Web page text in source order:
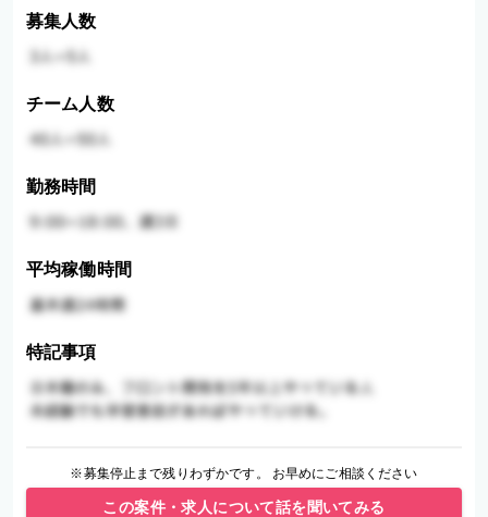
募集人数
チーム人数
勤務時間
平均稼働時間
特記事項
※募集停止まで残りわずかです。 お早めにご相談ください
この案件・求人について話を聞いてみる